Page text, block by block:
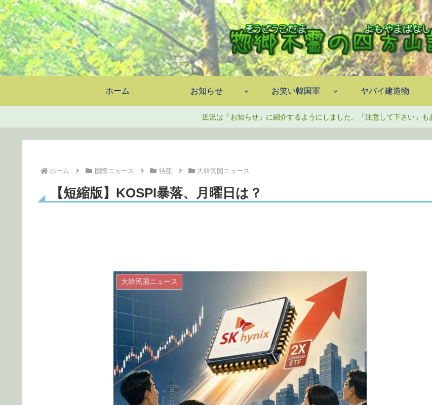
ホーム お知らせ お笑い韓国軍 ヤバイ建造物
近況は「お知らせ」に紹介するようにしました。「注意して下さい」も
ホーム 国際ニュース 特亜 大韓民国ニュース
【短縮版】KOSPI暴落、月曜日は？
大韓民国ニュース